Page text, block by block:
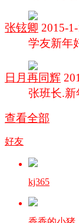
张铉卿 2015-
学友新年
日月再同辉
张班长.新
查看全部
好友
kj365